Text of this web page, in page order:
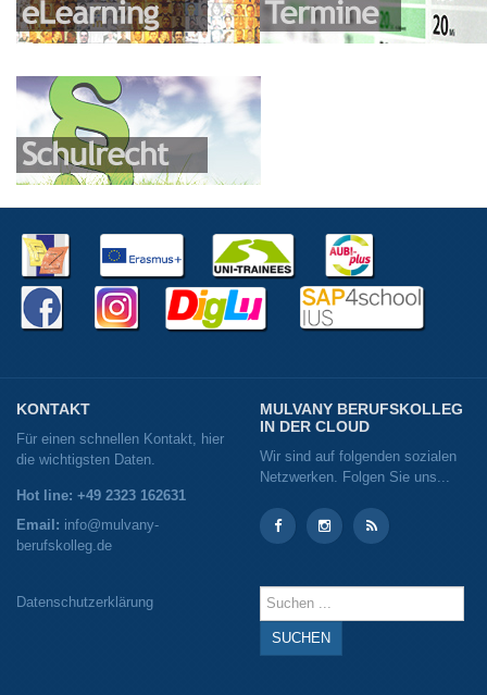
KONTAKT
Für einen schnellen Kontakt, hier
die wichtigsten Daten.
Hot line: +49 2323 162631
Email: info@mulvany-
berufskolleg.de
Datenschutzerklärung
MULVANY BERUFSKOLLEG
IN DER CLOUD
Wir sind auf folgenden sozialen
Netzwerken. Folgen Sie uns...
Suchen
...
SUCHEN